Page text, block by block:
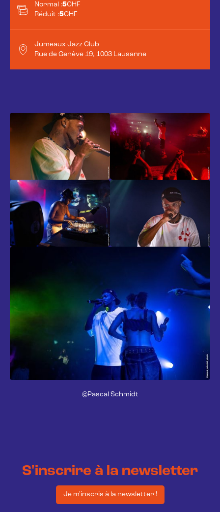
Normal :5CHF
Réduit :5CHF
Jumeaux Jazz Club
Rue de Genève 19, 1003 Lausanne
©Pascal Schmidt
S'inscrire à la newsletter
Je m'inscris à la newsletter !